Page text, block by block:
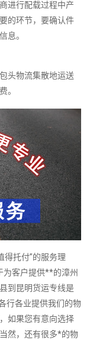
进行配载过程中产
的环节，要确认件
息。
头物流集散地运送
。
托付”的服务理
为客户提供**的漳州
到昆明货运专线是
行各业提供我们的物
如果您有意向选择
然，还有很多*的物